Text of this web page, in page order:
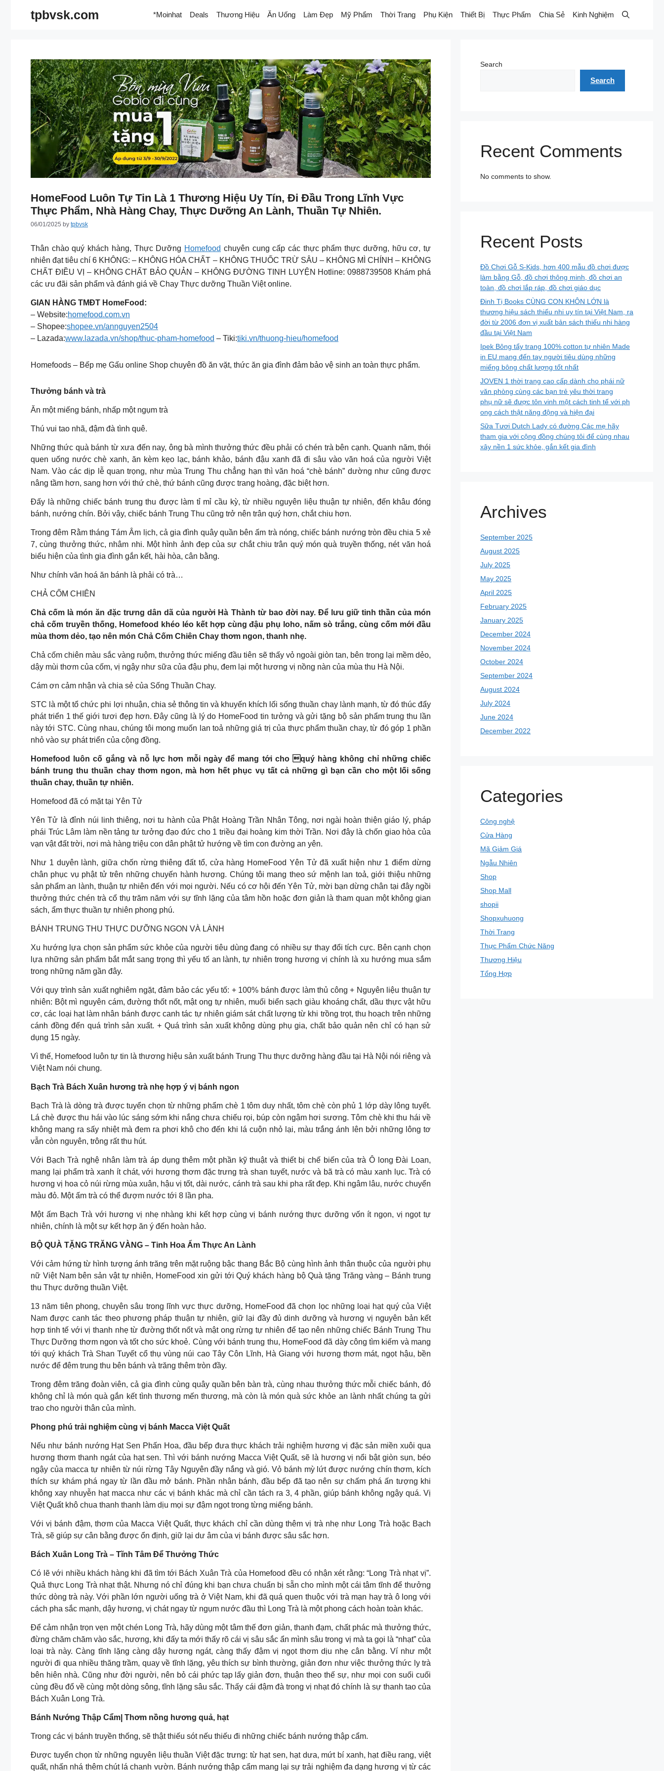
tpbvsk.com *Moinhat Deals Thương Hiệu Ăn Uống Làm Đẹp Mỹ Phẩm Thời Trang Phụ Kiện Thiết Bị Thực Phẩm Chia Sẻ Kinh Nghiệm
HomeFood Luôn Tự Tin Là 1 Thương Hiệu Uy Tín, Đi Đầu Trong Lĩnh Vực
Thực Phẩm, Nhà Hàng Chay, Thực Dưỡng An Lành, Thuần Tự Nhiên.
06/01/2025 by tpbvsk
Thân chào quý khách hàng, Thực Dưỡng Homefood chuyên cung cấp các thực phẩm thực dưỡng, hữu cơ, tự
nhiên đạt tiêu chí 6 KHÔNG: – KHÔNG HÓA CHẤT – KHÔNG THUỐC TRỪ SÂU – KHÔNG MÌ CHÍNH – KHÔNG
CHẤT ĐIỀU VỊ – KHÔNG CHẤT BẢO QUẢN – KHÔNG ĐƯỜNG TINH LUYỆN Hotline: 0988739508 Khám phá
các ưu đãi sản phẩm và đánh giá về Chay Thực dưỡng Thuần Việt online.
GIAN HÀNG TMĐT HomeFood:
– Website:homefood.com.vn
– Shopee:shopee.vn/annguyen2504
– Lazada:www.lazada.vn/shop/thuc-pham-homefood – Tiki:tiki.vn/thuong-hieu/homefood
Homefoods – Bếp mẹ Gấu online Shop chuyên đồ ăn vặt, thức ăn gia đình đảm bảo vệ sinh an toàn thực phẩm.
Thưởng bánh và trà
Ăn một miếng bánh, nhấp một ngụm trà
Thú vui tao nhã, đậm đà tình quê.
Những thức quà bánh từ xưa đến nay, ông bà mình thưởng thức đều phải có chén trà bên cạnh. Quanh năm, thói
quen uống nước chè xanh, ăn kèm kẹo lạc, bánh khảo, bánh đậu xanh đã đi sâu vào văn hoá của người Việt
Nam. Vào các dịp lễ quan trọng, như mùa Trung Thu chẳng hạn thì văn hoá “chè bánh” dường như cũng được
nâng tầm hơn, sang hơn với thứ chè, thứ bánh cũng được trang hoàng, đặc biệt hơn.
Đấy là những chiếc bánh trung thu được làm tỉ mỉ cầu kỳ, từ nhiều nguyên liệu thuận tự nhiên, đến khâu đóng
bánh, nướng chín. Bởi vậy, chiếc bánh Trung Thu cũng trở nên trân quý hơn, chắt chiu hơn.
Trong đêm Rằm tháng Tám Âm lịch, cả gia đình quây quần bên ấm trà nóng, chiếc bánh nướng tròn đều chia 5 xẻ
7, cùng thưởng thức, nhâm nhi. Một hình ảnh đẹp của sự chắt chiu trân quý món quà truyền thống, nét văn hoá
biểu hiện của tình gia đình gắn kết, hài hòa, cân bằng.
Như chính văn hoá ăn bánh là phải có trà…
CHẢ CỐM CHIÊN
Chả cốm là món ăn đặc trưng dân dã của người Hà Thành từ bao đời nay. Để lưu giữ tinh thần của món
chả cốm truyền thống, Homefood khéo léo kết hợp cùng đậu phụ loho, nấm sò trắng, cùng cốm mới đầu
mùa thơm dẻo, tạo nên món Chả Cốm Chiên Chay thơm ngon, thanh nhẹ.
Chả cốm chiên màu sắc vàng ruộm, thưởng thức miếng đầu tiên sẽ thấy vỏ ngoài giòn tan, bên trong lại mềm dẻo,
dậy mùi thơm của cốm, vị ngậy như sữa của đậu phụ, đem lại một hương vị nồng nàn của mùa thu Hà Nội.
Cám ơn cảm nhận và chia sẻ của Sống Thuần Chay.
STC là một tổ chức phi lợi nhuận, chia sẻ thông tin và khuyến khích lối sống thuần chay lành mạnh, từ đó thúc đẩy
phát triển 1 thế giới tươi đẹp hơn. Đây cũng là lý do HomeFood tin tưởng và gửi tặng bộ sản phẩm trung thu lần
này tới STC. Cùng nhau, chúng tôi mong muốn lan toả những giá trị của thực phẩm thuần chay, từ đó góp 1 phần
nhỏ vào sự phát triển của cộng đồng.
Homefood luôn cố gắng và nỗ lực hơn mỗi ngày để mang tới cho quý hàng không chỉ những chiếc
bánh trung thu thuần chay thơm ngon, mà hơn hết phục vụ tất cả những gì bạn cần cho một lối sống
thuần chay, thuần tự nhiên.
Homefood đã có mặt tại Yên Tử
Yên Tử là đỉnh núi linh thiêng, nơi tu hành của Phật Hoàng Trần Nhân Tông, nơi ngài hoàn thiện giáo lý, pháp
phái Trúc Lâm làm nền tảng tư tưởng đạo đức cho 1 triều đại hoàng kim thời Trần. Nơi đây là chốn giao hòa của
vạn vật đất trời, nơi mà hàng triệu con dân phật tử hướng về tìm con đường an yên.
Như 1 duyên lành, giữa chốn rừng thiêng đất tổ, cửa hàng HomeFood Yên Tử đã xuất hiện như 1 điểm dừng
chân phục vụ phật tử trên những chuyến hành hương. Chúng tôi mang theo sứ mệnh lan toả, giới thiệu những
sản phẩm an lành, thuận tự nhiên đến với mọi người. Nếu có cơ hội đến Yên Tử, mời bạn dừng chân tại đây ngồi
thưởng thức chén trà cổ thụ trăm năm với sự tĩnh lặng của tâm hồn hoặc đơn giản là tham quan một không gian
sách, ẩm thực thuần tự nhiên phong phú.
BÁNH TRUNG THU THỰC DƯỠNG NGON VÀ LÀNH
Xu hướng lựa chọn sản phẩm sức khỏe của người tiêu dùng đang có nhiều sự thay đổi tích cực. Bên cạnh chọn
lựa những sản phẩm bắt mắt sang trọng thì yếu tố an lành, tự nhiên trong hương vị chính là xu hướng mua sắm
trong những năm gần đây.
Với quy trình sản xuất nghiêm ngặt, đảm bảo các yếu tố: + 100% bánh được làm thủ công + Nguyên liệu thuận tự
nhiên: Bột mì nguyên cám, đường thốt nốt, mật ong tự nhiên, muối biển sạch giàu khoáng chất, dầu thực vật hữu
cơ, các loại hạt làm nhân bánh được canh tác tự nhiên giám sát chất lượng từ khi trồng trọt, thu hoạch trên những
cánh đồng đến quá trình sản xuất. + Quá trình sản xuất không dùng phụ gia, chất bảo quản nên chỉ có hạn sử
dụng 15 ngày.
Vì thế, Homefood luôn tự tin là thương hiệu sản xuất bánh Trung Thu thực dưỡng hàng đầu tại Hà Nội nói riêng và
Việt Nam nói chung.
Bạch Trà Bách Xuân hương trà nhẹ hợp ý vị bánh ngon
Bạch Trà là dòng trà được tuyển chọn từ những phẩm chè 1 tôm duy nhất, tôm chè còn phủ 1 lớp dày lông tuyết.
Lá chè được thu hái vào lúc sáng sớm khi nắng chưa chiếu rọi, búp còn ngậm hơi sương. Tôm chè khi thu hái về
không mang ra sấy nhiệt mà đem ra phơi khô cho đến khi lá cuộn nhỏ lại, màu trắng ánh lên bởi những lông tơ
vẫn còn nguyên, trông rất thu hút.
Với Bạch Trà nghệ nhân làm trà áp dụng thêm một phần kỹ thuật và thiết bị chế biến của trà Ô long Đài Loan,
mang lại phẩm trà xanh ít chát, với hương thơm đặc trưng trà shan tuyết, nước và bã trà có màu xanh lục. Trà có
hương vị hoa cỏ núi rừng mùa xuân, hậu vị tốt, dài nước, cánh trà sau khi pha rất đẹp. Khi ngâm lâu, nước chuyển
màu đỏ. Một ấm trà có thể đượm nước tới 8 lần pha.
Một ấm Bạch Trà với hương vị nhẹ nhàng khi kết hợp cùng vị bánh nướng thực dưỡng vốn ít ngọn, vị ngọt tự
nhiên, chính là một sự kết hợp ăn ý đến hoàn hảo.
BỘ QUÀ TẶNG TRĂNG VÀNG – Tinh Hoa Ẩm Thực An Lành
Với cảm hứng từ hình tượng ánh trăng trên mặt ruộng bậc thang Bắc Bộ cùng hình ảnh thân thuộc của người phụ
nữ Việt Nam bên sản vật tự nhiên, HomeFood xin gửi tới Quý khách hàng bộ Quà tặng Trăng vàng – Bánh trung
thu Thực dưỡng thuần Việt.
13 năm tiên phong, chuyên sâu trong lĩnh vực thực dưỡng, HomeFood đã chọn lọc những loại hạt quý của Việt
Nam được canh tác theo phương pháp thuận tự nhiên, giữ lại đầy đủ dinh dưỡng và hương vị nguyên bản kết
hợp tinh tế với vị thanh nhẹ từ đường thốt nốt và mật ong rừng tự nhiên để tạo nên những chiếc Bánh Trung Thu
Thực Dưỡng thơm ngon và tốt cho sức khoẻ. Cùng với bánh trung thu, HomeFood đã dày công tìm kiếm và mang
tới quý khách Trà Shan Tuyết cổ thụ vùng núi cao Tây Côn Lĩnh, Hà Giang với hương thơm mát, ngọt hậu, bền
nước để đêm trung thu bên bánh và trăng thêm tròn đầy.
Trong đêm trăng đoàn viên, cả gia đình cùng quây quần bên bàn trà, cùng nhau thưởng thức mỗi chiếc bánh, đó
không chỉ là món quà gắn kết tình thương mến thương, mà còn là món quà sức khỏe an lành nhất chúng ta gửi
trao cho người thân của mình.
Phong phú trải nghiệm cùng vị bánh Macca Việt Quất
Nếu như bánh nướng Hạt Sen Phấn Hoa, đầu bếp đưa thực khách trải nghiệm hương vị đặc sản miền xuôi qua
hương thơm thanh ngát của hạt sen. Thì với bánh nướng Macca Việt Quất, sẽ là hương vị nổi bật giòn sụn, béo
ngậy của macca tự nhiên từ núi rừng Tây Nguyên đầy nắng và gió. Vỏ bánh mỳ lứt được nướng chín thơm, kích
thích sự khám phá ngay từ lần đầu mở bánh. Phần nhân bánh, đầu bếp đã tạo nên sự chấm phá ấn tượng khi
không xay nhuyễn hạt macca như các vị bánh khác mà chỉ cần tách ra 3, 4 phần, giúp bánh không ngậy quá. Vị
Việt Quất khô chua thanh thanh làm dịu mọi sự đậm ngọt trong từng miếng bánh.
Với vị bánh đậm, thơm của Macca Việt Quất, thực khách chỉ cần dùng thêm vị trà nhẹ như Long Trà hoặc Bạch
Trà, sẽ giúp sự cân bằng được ổn định, giữ lại dư âm của vị bánh được sâu sắc hơn.
Bách Xuân Long Trà – Tĩnh Tâm Để Thưởng Thức
Có lẽ với nhiều khách hàng khi đã tìm tới Bách Xuân Trà của Homefood đều có nhận xét rằng: “Long Trà nhạt vị”.
Quả thực Long Trà nhạt thật. Nhưng nó chỉ đúng khi bạn chưa chuẩn bị sẵn cho mình một cái tâm tĩnh để thưởng
thức dòng trà này. Với phần lớn người uống trà ở Việt Nam, khi đã quá quen thuộc với trà mạn hay trà ô long với
cách pha sắc mạnh, dậy hương, vị chát ngay từ ngụm nước đầu thì Long Trà là một phong cách hoàn toàn khác.
Để cảm nhận trọn vẹn một chén Long Trà, hãy dùng một tâm thế đơn giản, thanh đạm, chất phác mà thưởng thức,
đừng chăm chăm vào sắc, hương, khi đấy ta mới thấy rõ cái vị sâu sắc ẩn mình sâu trong vị mà ta gọi là “nhạt” của
loại trà này. Càng tĩnh lặng càng dậy hương ngát, càng thấy đậm vị ngọt thơm dịu nhẹ cân bằng. Ví như một
người đi qua nhiều thăng trầm, quay về tĩnh lặng, yêu thích sự bình thường, giản đơn như việc thưởng thức ly trà
bên hiên nhà. Cũng như đời người, nên bỏ cái phức tạp lấy giản đơn, thuận theo thế sự, như mọi con suối cuối
cùng đều đổ về cùng một dòng sông, tĩnh lặng sâu sắc. Thấy cái đậm đà trong vị nhạt đó chính là sự thanh tao của
Bách Xuân Long Trà.
Bánh Nướng Thập Cẩm| Thơm nồng hương quả, hạt
Trong các vị bánh truyền thống, sẽ thật thiếu sót nếu thiếu đi những chiếc bánh nướng thập cẩm.
Được tuyển chọn từ những nguyên liệu thuần Việt đặc trưng: từ hạt sen, hạt dưa, mứt bí xanh, hạt điều rang, việt
quất, nhấn nhá thêm chút lá chanh vườn. Bánh nướng thập cẩm mang lại sự trải nghiệm đa dạng hương vị từ các
Search
Search
Recent Comments
No comments to show.
Recent Posts
Đồ Chơi Gỗ S-Kids, hơn 400 mẫu đồ chơi được
làm bằng Gỗ, đồ chơi thông minh, đồ chơi an
toàn, đồ chơi lắp ráp, đồ chơi giáo dục
Đinh Tị Books CÙNG CON KHÔN LỚN là
thương hiệu sách thiếu nhi uy tín tại Việt Nam, ra
đời từ 2006 đơn vị xuất bản sách thiếu nhi hàng
đầu tại Việt Nam
Ipek Bông tẩy trang 100% cotton tự nhiên Made
in EU mang đến tay người tiêu dùng những
miếng bông chất lượng tốt nhất
JOVEN 1 thời trang cao cấp dành cho phái nữ
văn phòng cùng các bạn trẻ yêu thời trang
phụ nữ sẽ được tôn vinh một cách tinh tế với ph
ong cách thật năng động và hiện đại
Sữa Tươi Dutch Lady có đường Các mẹ hãy
tham gia với cộng đồng chúng tôi để cùng nhau
xây nền 1 sức khỏe, gắn kết gia đình
Archives
September 2025
August 2025
July 2025
May 2025
April 2025
February 2025
January 2025
December 2024
November 2024
October 2024
September 2024
August 2024
July 2024
June 2024
December 2022
Categories
Công nghệ
Cửa Hàng
Mã Giảm Giá
Ngẫu Nhiên
Shop
Shop Mall
shopii
Shopxuhuong
Thời Trang
Thực Phẩm Chức Năng
Thương Hiệu
Tổng Hợp